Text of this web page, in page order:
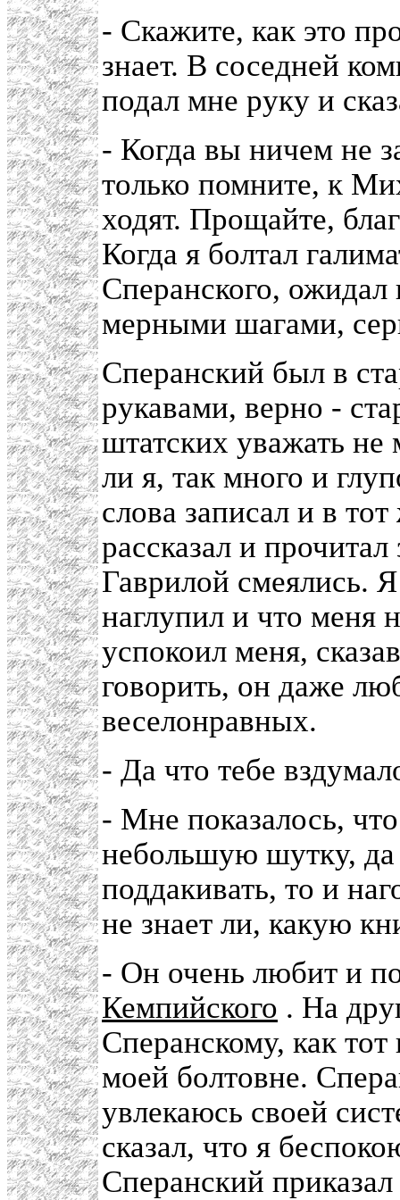
- Скажите, как это
знает. В соседней
подал мне руку и
- Когда вы ничем не
только помните, к
ходят. Прощайте,
Когда я болтал
Сперанского, ожидал
мерными шагами,
Сперанский был в
рукавами, верно -
штатских уважать не
ли я, так много и
слова записал и в
рассказал и
Гаврилой смеялись.
наглупил и что меня
успокоил меня,
говорить, он даже
веселонравных.
- Да что тебе
- Мне показалось,
небольшую шутку, да
поддакивать, то и
не знает ли, какую
- Он очень любит и
Кемпийского . На
Сперанскому, как тот
моей болтовне.
увлекаюсь своей
сказал, что я
Сперанский